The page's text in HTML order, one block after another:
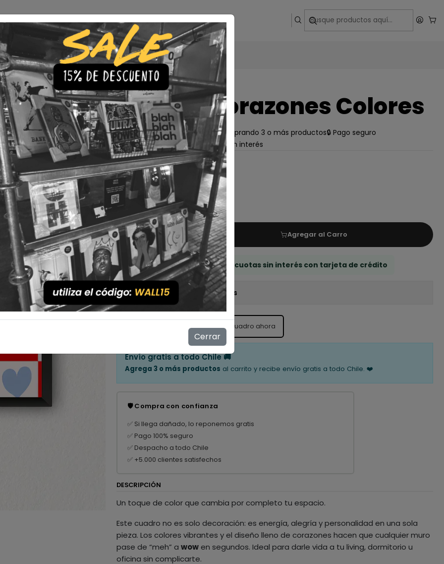
IluminaciónPrecios de cuadros & láminasPlazos de Entrega
|Cuadro Corazones Colores
🇨🇱 Envío gratis a todo Chile comprando 3 o más productos🔒 Pago seguro
💎 Calidad Premium💳 3 Cuotas sin interés
TAMAÑO
30x40 40x60
LÁMINA
Con Marco Sin Marco
Cantidad
Agregar al Carro
💳 Compra ahora y paga en 3 cuotas sin interés con tarjeta de crédito
Mostrar stock de ubicaciones
personas están viendo este cuadro ahora
Envío gratis a todo Chile 🚚
Agrega 3 o más productos al carrito y recibe envío gratis a todo Chile. ❤️
🛡️ Compra con confianza
✅ Si llega dañado, lo reponemos gratis
✅ Pago 100% seguro
✅ Despacho a todo Chile
✅ +5.000 clientes satisfechos
DESCRIPCIÓN
Un toque de color que cambia por completo tu espacio.
Este cuadro no es solo decoración: es energía, alegría y personalidad en una sola
pieza. Los colores vibrantes y el diseño lleno de corazones hacen que cualquier muro
pase de “meh” awow en segundos. Ideal para darle vida a tu living, dormitorio u
oficina sin complicarte.
Cerrar